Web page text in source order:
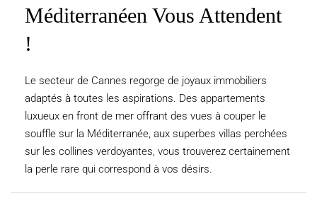
Méditerranéen Vous Attendent
!
Le secteur de Cannes regorge de joyaux immobiliers
adaptés à toutes les aspirations. Des appartements
luxueux en front de mer offrant des vues à couper le
souffle sur la Méditerranée, aux superbes villas perchées
sur les collines verdoyantes, vous trouverez certainement
la perle rare qui correspond à vos désirs.